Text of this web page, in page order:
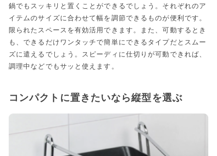
鍋でもスッキリと置くことができるでしょう。それぞれのア
イテムのサイズに合わせて幅を調節できるものが便利です。
限られたスペースを有効活用できます。また、可動するとき
も、できるだけワンタッチで簡単にできるタイプだとスムー
ズに遣えるでしょう。スピーディに仕切りが可動できれば、
調理中などでもサッと使えます。
コンパクトに置きたいなら縦型を選ぶ